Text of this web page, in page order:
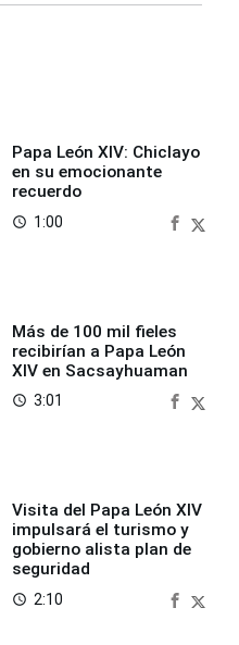
Papa León XIV: Chiclayo
en su emocionante
recuerdo
access_time 1:00
Más de 100 mil fieles
recibirían a Papa León
XIV en Sacsayhuaman
access_time 3:01
Visita del Papa León XIV
impulsará el turismo y
gobierno alista plan de
seguridad
access_time 2:10